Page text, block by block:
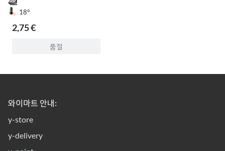
18°
2,75 €
품절
와이마트 안내:
y-store
y-delivery